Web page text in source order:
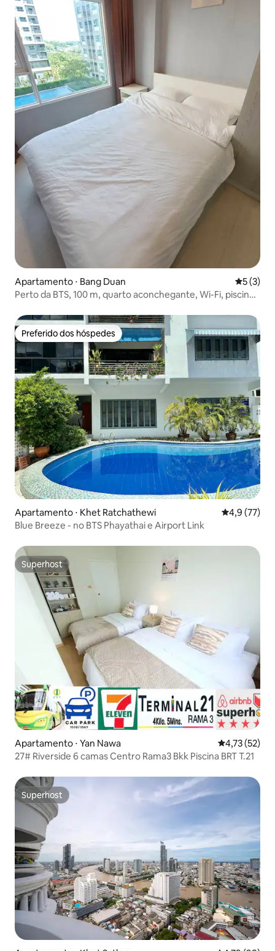
Apartamento ⋅ Bang Duan 5 de
5 (3)
Perto da BTS, 100 m, quarto aconchegante, Wi-Fi, piscina
Preferido dos hóspedes
Preferido dos hóspedes
Apartamento ⋅ Khet Ratchathewi 4,9 de uma
4,9 (77)
Blue Breeze - no BTS Phayathai e Airport Link
Superhost
Superhost
Apartamento ⋅ Yan Nawa 4,73 de uma
4,73 (52)
27# Riverside 6 camas Centro Rama3 Bkk Piscina BRT T.21
Superhost
Superhost